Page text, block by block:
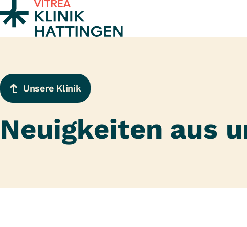
Zum Inhalt springen
Unsere Klinik
Neuigkeiten aus